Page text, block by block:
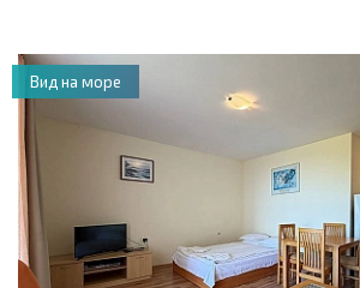
Вид на море